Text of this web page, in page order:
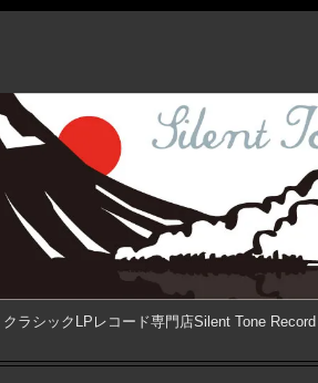
クラシックLPレコード専門店Silent Tone Record